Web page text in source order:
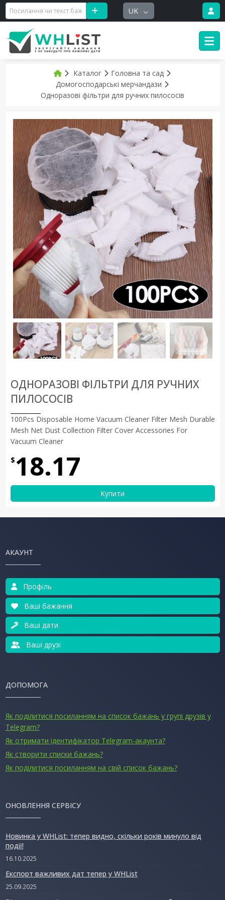
UK
Каталог
Головна та сад
Домогосподарські мерчандази
Одноразові фільтри для ручних пилососів
ОДНОРАЗОВІ ФІЛЬТРИ ДЛЯ РУЧНИХ
ПИЛОСОСІВ
100Pcs Disposable Home Vacuum Cleaner Filter Mesh Durable
Mesh Net Dust Collection Filter Cover Accessories For
Vacuum Cleaner
$ 18.17
Купити
АКАУНТ
Профіль
Ваші бажання
Ваші дати
Ваші друзі
ДОПОМОГА
Як поділитися посиланням на список бажань у групі друзів у
Telegram?
Як отримати ідентифікатор Telegram-акаунта?
Як створити списки бажань?
Як поділитися посиланням на свій список бажань?
ОНОВЛЕННЯ СЕРВІСУ
Новинка у WHList: тепер видно, скільки років минуло від
події!
16.10.2025
Експорт важливих дат тепер у WHList
25.09.2025